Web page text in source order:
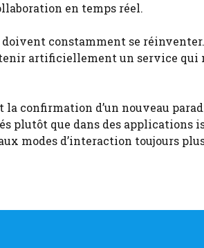
en temps réel.
doivent constamment se réinventer.
artificiellement un service qui
la confirmation d’un nouveau
plutôt que dans des applications
modes d’interaction toujours